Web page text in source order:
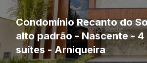
Condomínio Recanto do
alto padrão - Nascente -
suítes - Arniqueira